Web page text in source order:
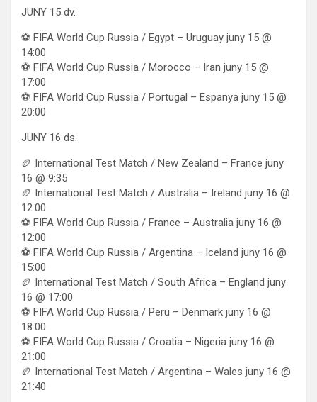
JUNY 15 dv.
⚽ FIFA World Cup Russia / Egypt – Uruguay juny 15 @
14:00
⚽ FIFA World Cup Russia / Morocco – Iran juny 15 @
17:00
⚽ FIFA World Cup Russia / Portugal – Espanya juny 15 @
20:00
JUNY 16 ds.
🏉 International Test Match / New Zealand – France juny
16 @ 9:35
🏉 International Test Match / Australia – Ireland juny 16 @
12:00
⚽ FIFA World Cup Russia / France – Australia juny 16 @
12:00
⚽ FIFA World Cup Russia / Argentina – Iceland juny 16 @
15:00
🏉 International Test Match / South Africa – England juny
16 @ 17:00
⚽ FIFA World Cup Russia / Peru – Denmark juny 16 @
18:00
⚽ FIFA World Cup Russia / Croatia – Nigeria juny 16 @
21:00
🏉 International Test Match / Argentina – Wales juny 16 @
21:40